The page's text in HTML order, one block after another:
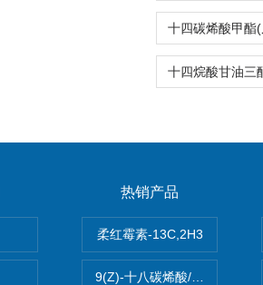
热销产品
柔红霉素-13C,2H3
9(Z)-十八碳烯酸/油酸